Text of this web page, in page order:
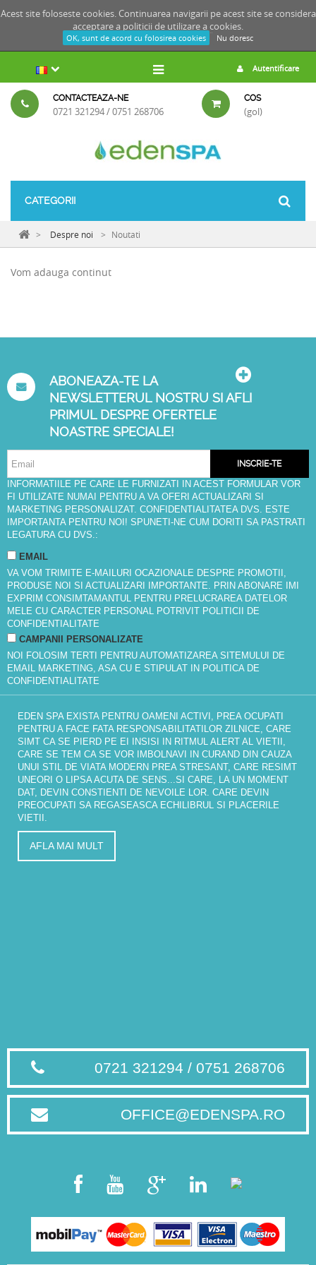
Acest site foloseste cookies. Continuarea navigarii pe acest site se considera
acceptare a politicii de utilizare a cookies.
OK, sunt de acord cu folosirea cookies Nu doresc
Autentificare
CONTACTEAZA-NE
0721 321294 / 0751 268706
COS
(gol)
CATEGORII
> Despre noi > Noutati
Vom adauga continut
ABONEAZA-TE LA
NEWSLETTERUL NOSTRU SI AFLI
PRIMUL DESPRE OFERTELE
NOASTRE SPECIALE!
INSCRIE-TE
INFORMATIILE PE CARE LE FURNIZATI IN ACEST FORMULAR VOR
FI UTILIZATE NUMAI PENTRU A VA OFERI ACTUALIZARI SI
MARKETING PERSONALIZAT. CONFIDENTIALITATEA DVS. ESTE
IMPORTANTA PENTRU NOI! SPUNETI-NE CUM DORITI SA PASTRATI
LEGATURA CU DVS.:
EMAIL
VA VOM TRIMITE E-MAILURI OCAZIONALE DESPRE PROMOTII,
PRODUSE NOI SI ACTUALIZARI IMPORTANTE. PRIN ABONARE IMI
EXPRIM CONSIMTAMANTUL PENTRU PRELUCRAREA DATELOR
MELE CU CARACTER PERSONAL POTRIVIT POLITICII DE
CONFIDENTIALITATE
CAMPANII PERSONALIZATE
NOI FOLOSIM TERTI PENTRU AUTOMATIZAREA SITEMULUI DE
EMAIL MARKETING, ASA CU E STIPULAT IN POLITICA DE
CONFIDENTIALITATE
EDEN SPA EXISTA PENTRU OAMENI ACTIVI, PREA OCUPATI
PENTRU A FACE FATA RESPONSABILITATILOR ZILNICE, CARE
SIMT CA SE PIERD PE EI INSISI IN RITMUL ALERT AL VIETII,
CARE SE TEM CA SE VOR IMBOLNAVI IN CURAND DIN CAUZA
UNUI STIL DE VIATA MODERN PREA STRESANT, CARE RESIMT
UNEORI O LIPSA ACUTA DE SENS...SI CARE, LA UN MOMENT
DAT, DEVIN CONSTIENTI DE NEVOILE LOR. CARE DEVIN
PREOCUPATI SA REGASEASCA ECHILIBRUL SI PLACERILE
VIETII.
AFLA MAI MULT
0721 321294 / 0751 268706
OFFICE@EDENSPA.RO